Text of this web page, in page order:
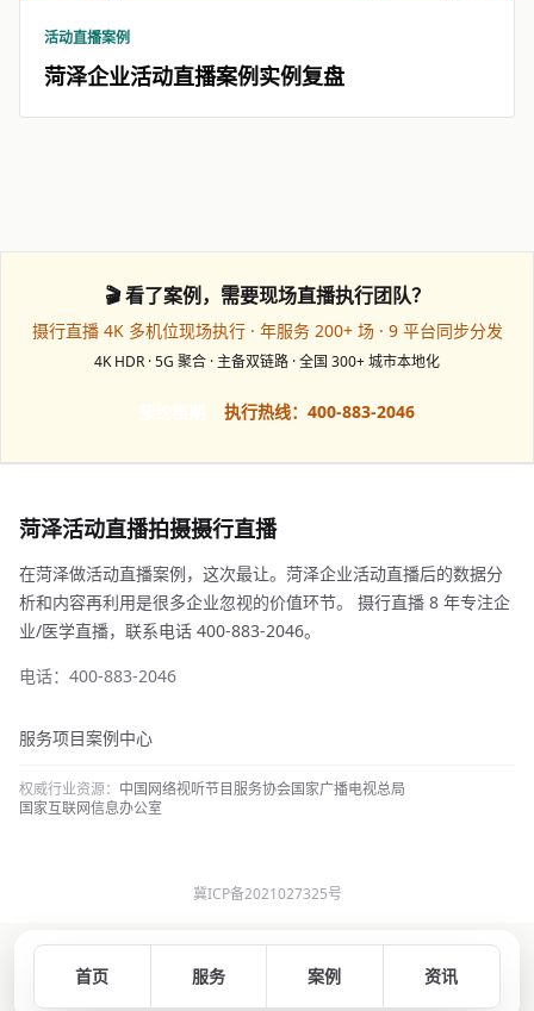
活动直播案例
菏泽企业活动直播案例实例复盘
🎬 看了案例，需要现场直播执行团队？
摄行直播 4K 多机位现场执行 · 年服务 200+ 场 · 9 平台同步分发
4K HDR · 5G 聚合 · 主备双链路 · 全国 300+ 城市本地化
执行热线：400-883-2046
菏泽活动直播拍摄摄行直播
在菏泽做活动直播案例，这次最让。菏泽企业活动直播后的数据分
析和内容再利用是很多企业忽视的价值环节。 摄行直播 8 年专注企
业/医学直播，联系电话 400-883-2046。
电话：400-883-2046
服务项目案例中心
权威行业资源： 中国网络视听节目服务协会国家广播电视总局
国家互联网信息办公室
冀ICP备2021027325号
首页 服务 案例 资讯